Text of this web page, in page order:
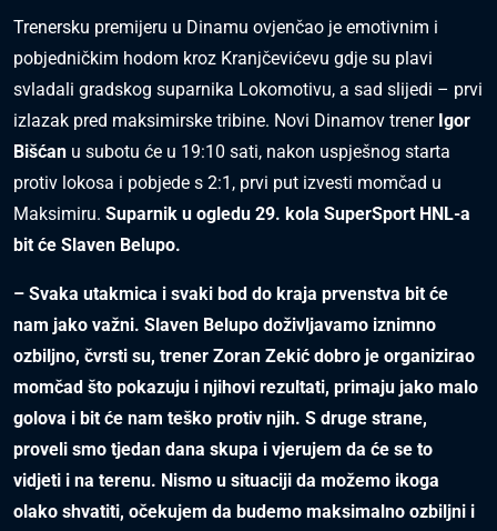
Trenersku premijeru u Dinamu ovjenčao je emotivnim i
pobjedničkim hodom kroz Kranjčevićevu gdje su plavi
svladali gradskog suparnika Lokomotivu, a sad slijedi – prvi
izlazak pred maksimirske tribine. Novi Dinamov trener Igor
Bišćan u subotu će u 19:10 sati, nakon uspješnog starta
protiv lokosa i pobjede s 2:1, prvi put izvesti momčad u
Maksimiru. Suparnik u ogledu 29. kola SuperSport HNL-a
bit će Slaven Belupo.
– Svaka utakmica i svaki bod do kraja prvenstva bit će
nam jako važni. Slaven Belupo doživljavamo iznimno
ozbiljno, čvrsti su, trener Zoran Zekić dobro je organizirao
momčad što pokazuju i njihovi rezultati, primaju jako malo
golova i bit će nam teško protiv njih. S druge strane,
proveli smo tjedan dana skupa i vjerujem da će se to
vidjeti i na terenu. Nismo u situaciji da možemo ikoga
olako shvatiti, očekujem da budemo maksimalno ozbiljni i